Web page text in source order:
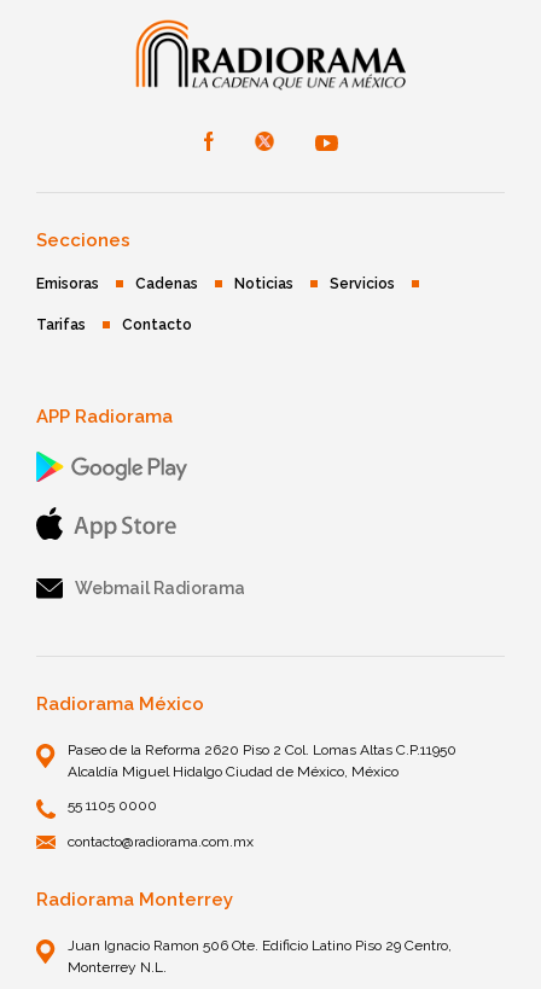
Secciones
Emisoras Cadenas Noticias Servicios
Tarifas Contacto
APP Radiorama
Webmail Radiorama
Radiorama México
Paseo de la Reforma 2620 Piso 2 Col. Lomas Altas C.P.11950
Alcaldía Miguel Hidalgo Ciudad de México, México
55 1105 0000
contacto@radiorama.com.mx
Radiorama Monterrey
Juan Ignacio Ramon 506 Ote. Edificio Latino Piso 29 Centro,
Monterrey N.L.